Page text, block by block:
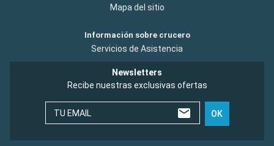
Mapa del sitio
Información sobre crucero
Servicios de Asistencia
Newsletters
Recibe nuestras exclusivas ofertas
TU EMAIL OK